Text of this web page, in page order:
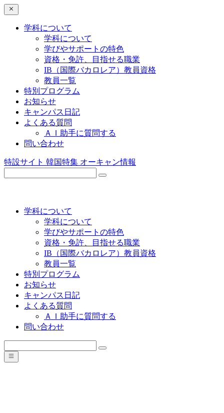
学科について
学科について
学びやサポートの特色
資格・免許、目指せる職業
IB（国際バカロレア）教員資格
教員一覧
特別プログラム
お知らせ
キャンパス日記
よくある質問
ＡＩ助手に質問する
問い合わせ
特設サイト 韓国特集 オーキャン情報
学科について
学科について
学びやサポートの特色
資格・免許、目指せる職業
IB（国際バカロレア）教員資格
教員一覧
特別プログラム
お知らせ
キャンパス日記
よくある質問
ＡＩ助手に質問する
問い合わせ